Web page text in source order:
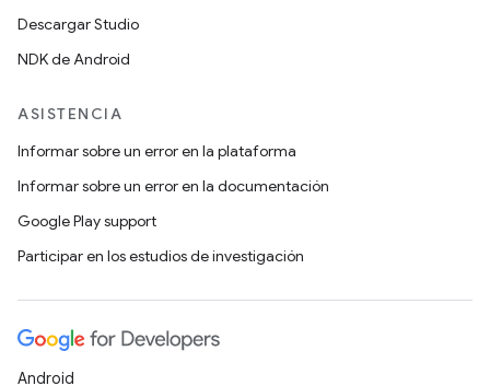
Descargar Studio
NDK de Android
ASISTENCIA
Informar sobre un error en la plataforma
Informar sobre un error en la documentación
Google Play support
Participar en los estudios de investigación
Android